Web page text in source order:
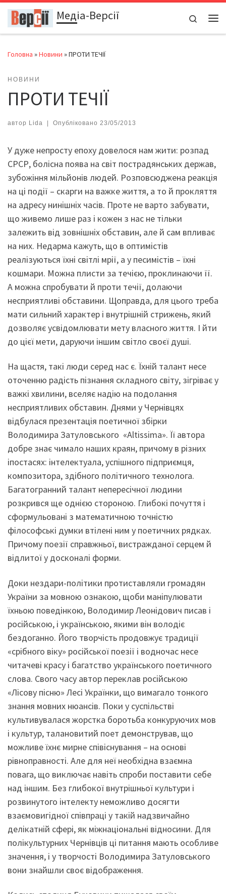
Перейти до вмістуМедіа-Версії
Search
Головна »Новини »ПРОТИ ТЕЧІЇ
НОВИНИ
ПРОТИ ТЕЧІЇ
автор Lida | Опубліковано 23/05/2013
У дуже непросту епоху довелося нам жити: розпад
СРСР, болісна поява на світ пострадянських держав,
зубожіння мільйонів людей. Розповсюджена реакція
на ці події – скарги на важке життя, а то й прокляття
на адресу нинішніх часів. Проте не варто забувати,
що живемо лише раз і кожен з нас не тільки
залежить від зовнішніх обставин, але й сам впливає
на них. Недарма кажуть, що в оптимістів
реалізуються їхні світлі мрії, а у песимістів – їхні
кошмари. Можна плисти за течією, проклинаючи її.
А можна спробувати й проти течії, долаючи
несприятливі обставини. Щоправда, для цього треба
мати сильний характер і внутрішній стрижень, який
дозволяє усвідомлювати мету власного життя. І йти
до цієї мети, даруючи іншим світло своєї душі.
На щастя, такі люди серед нас є. Їхній талант несе
оточенню радість пізнання складного світу, зігріває у
важкі хвилини, вселяє надію на подолання
несприятливих обставин. Днями у Чернівцях
відбулася презентація поетичної збірки
Володимира Затуловського «Altissima». Її автора
добре знає чимало наших краян, причому в різних
іпостасях: інтелектуала, успішного підприємця,
композитора, здібного політичного технолога.
Багатогранний талант непересічної людини
розкрився ще однією стороною. Глибокі почуття і
сформульовані з математичною точністю
філософські думки втілені ним у поетичних рядках.
Причому поезії справжньої, вистражданої серцем й
відлитої у досконалі форми.
Доки нездари-політики протиставляли громадян
України за мовною ознакою, щоби маніпулювати
їхньою поведінкою, Володимир Леонідович писав і
російською, і українською, якими він володіє
бездоганно. Його творчість продовжує традиції
«срібного віку» російської поезії і водночас несе
читачеві красу і багатство українського поетичного
слова. Свого часу автор переклав російською
«Лісову пісню» Лесі Українки, що вимагало тонкого
знання мовних нюансів. Поки у суспільстві
культивувалася жорстка боротьба конкуруючих мов
і культур, талановитий поет демонстрував, що
можливе їхнє мирне співіснування – на основі
рівноправності. Але для неї необхідна взаємна
повага, що виключає навіть спроби поставити себе
над іншим. Без глибокої внутрішньої культури і
розвинутого інтелекту неможливо досягти
взаємовигідної співпраці у такій надзвичайно
делікатній сфері, як міжнаціональні відносини. Для
полікультурних Чернівців ці питання мають особливе
значення, і у творчості Володимира Затуловського
вони знайшли своє відображення.